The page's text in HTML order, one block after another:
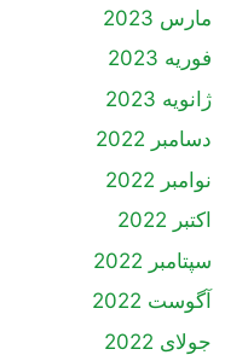
مارس 2023
فوریه 2023
ژانویه 2023
دسامبر 2022
نوامبر 2022
اکتبر 2022
سپتامبر 2022
آگوست 2022
جولای 2022